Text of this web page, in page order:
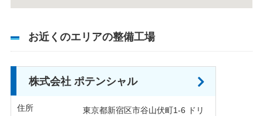
お近くのエリアの整備工場
株式会社 ポテンシャル
住所
東京都新宿区市谷山伏町1-6 ドリ